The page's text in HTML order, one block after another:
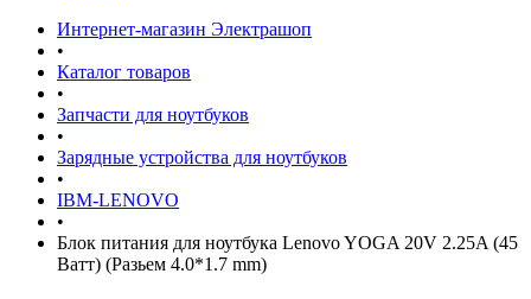
Интернет-магазин Электрашоп
•
Каталог товаров
•
Запчасти для ноутбуков
•
Зарядные устройства для ноутбуков
•
IBM-LENOVO
•
Блок питания для ноутбука Lenovo YOGA 20V 2.25A (45
Ватт) (Разьем 4.0*1.7 mm)